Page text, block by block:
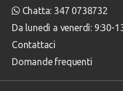
Chatta: 347 0738732
Da lunedì a venerdì: 9:30-
Contattaci
Domande frequenti